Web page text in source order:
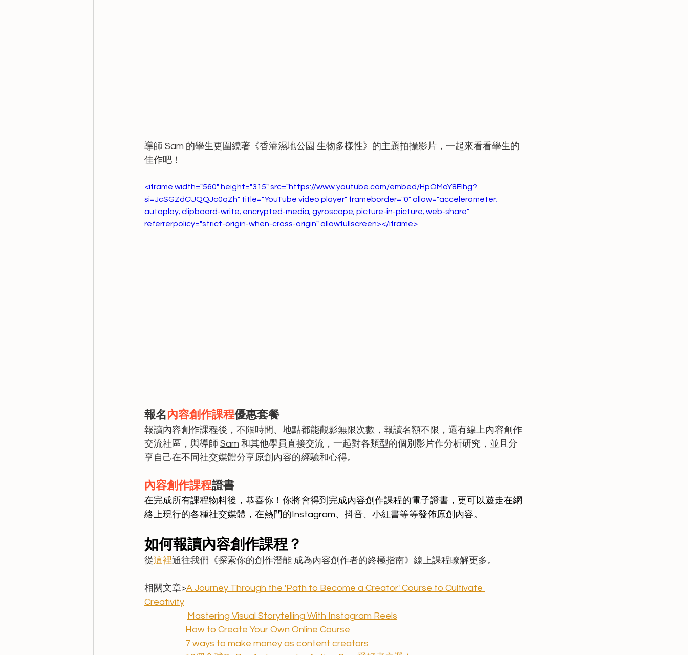
導師 Sam 的學生更圍繞著《香港濕地公園 生物多樣性》的主題拍攝影片，一起來看看學生的
佳作吧！
<iframe width="560" height="315" src="https://www.youtube.com/embed/HpOMoY8Elhg?
si=JcSGZdCUQQJc0qZh" title="YouTube video player" frameborder="0" allow="accelerometer;
autoplay; clipboard-write; encrypted-media; gyroscope; picture-in-picture; web-share"
referrerpolicy="strict-origin-when-cross-origin" allowfullscreen></iframe>
報名內容創作課程優惠套餐
報讀內容創作課程後，不限時間、地點都能觀影無限次數，報讀名額不限，還有線上內容創作
交流社區，與導師 Sam 和其他學員直接交流，一起對各類型的個別影片作分析研究，並且分
享自己在不同社交媒體分享原創內容的經驗和心得。
內容創作課程證書
在完成所有課程物料後，恭喜你！你將會得到完成內容創作課程的電子證書，更可以遊走在網
絡上現行的各種社交媒體，在熱門的Instagram、抖音、小紅書等等發佈原創內容。
如何報讀內容創作課程？
從這裡通往我們《探索你的創作潛能 成為內容創作者的終極指南》線上課程瞭解更多。
相關文章>A Journey Through the 'Path to Become a Creator' Course to Cultivate
Creativity
Mastering Visual Storytelling With Instagram Reels
How to Create Your Own Online Course
7 ways to make money as content creators